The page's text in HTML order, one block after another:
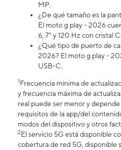
MP.
¿De qué tamaño es la
El moto g play - 2026
6, 7" y 120 Hz con cristal
¿Qué tipo de puerto de
2026? El moto g play -
USB-C.
1Frecuencia mínima de
y frecuencia máxima de
real puede ser menor y
requisitos de la app/del
modos del dispositivo y otros
2El servicio 5G está disponible
cobertura de red 5G, disponible